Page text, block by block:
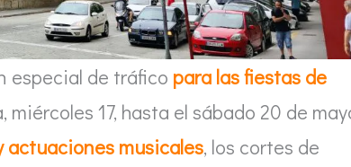
especial de tráfico para las fiestas de
17, hasta el sábado 20 de
actuaciones musicales, los cortes de